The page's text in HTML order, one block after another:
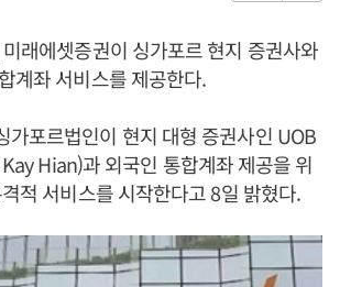
래에셋증권이 싱가포르 현지 증권사와
계좌 서비스를 제공한다.
가포르법인이 현지 대형 증권사인 UOB
Hian)과 외국인 통합계좌 제공을 위
적 서비스를 시작한다고 8일 밝혔다.